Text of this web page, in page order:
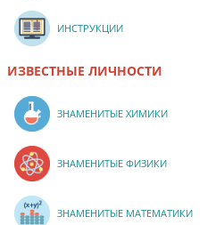
ИНСТРУКЦИИ
ИЗВЕСТНЫЕ ЛИЧНОСТИ
ЗНАМЕНИТЫЕ ХИМИКИ
ЗНАМЕНИТЫЕ ФИЗИКИ
ЗНАМЕНИТЫЕ МАТЕМАТИКИ